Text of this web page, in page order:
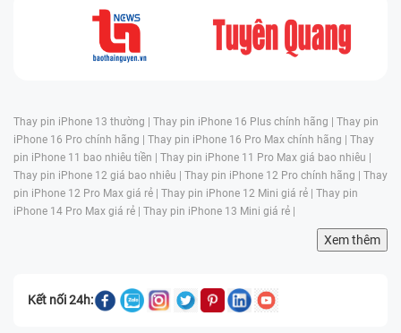
Thay pin iPhone 13 thường | Thay pin iPhone 16 Plus chính hãng | Thay pin
iPhone 16 Pro chính hãng | Thay pin iPhone 16 Pro Max chính hãng | Thay
pin iPhone 11 bao nhiêu tiền | Thay pin iPhone 11 Pro Max giá bao nhiêu |
Thay pin iPhone 12 giá bao nhiêu | Thay pin iPhone 12 Pro chính hãng | Thay
pin iPhone 12 Pro Max giá rẻ | Thay pin iPhone 12 Mini giá rẻ | Thay pin
iPhone 14 Pro Max giá rẻ | Thay pin iPhone 13 Mini giá rẻ |
Xem thêm
Kết nối 24h: